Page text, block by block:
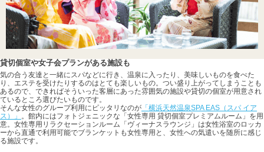
貸切個室や女子会プランがある施設も
気の合う友達と一緒にスパなどに行き、温泉に入ったり、美味しいものを食べた
り、エステを受けたりするのはとても楽しいもの。つい盛り上がってしまうことも
あるので、できればそういった客層にあった雰囲気の施設や貸切の個室が用意され
ているところ選びたいものです。
そんな女性のグループ利用にピッタリなのが 「横浜天然温泉SPA EAS（スパ イア
ス）」 。館内にはフォトジェニックな「女性専用 貸切個室プレミアムルーム」を用
意。女性専用リラクセーションルーム「ヴィーナスラウンジ」は女性浴室のロッカ
ーから直通で利用可能でブランケットも女性専用と、女性への気遣いを随所に感じ
る施設です。